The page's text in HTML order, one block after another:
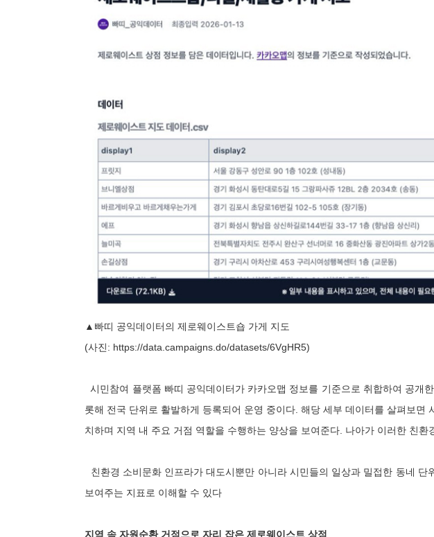
▲빠띠 공익데이터의 제로웨이스트숍 가게 지도
(사진: https://data.campaigns.do/datasets/6VgHR5)
시민참여 플랫폼 빠띠 공익데이터가 카카오맵 정보를 기준으로 취합하여 공개
롯해 전국 단위로 활발하게 등록되어 운영 중이다. 해당 세부 데이터를 살펴보
치하며 지역 내 주요 거점 역할을 수행하는 양상을 보여준다. 나아가 이러한 친
친환경 소비문화 인프라가 대도시뿐만 아니라 시민들의 일상과 밀접한 동네
보여주는 지표로 이해할 수 있다
지역 속 자원순환 거점으로 자리 잡은 제로웨이스트 상점